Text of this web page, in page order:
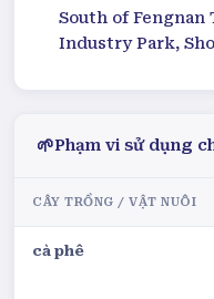
South of Fengnan
Industry Park,
🌱Phạm vi sử dụng
CÂY TRỒNG / VẬT NUÔI
cà phê